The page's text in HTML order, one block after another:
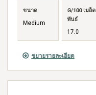
ขยายรายละเอียด
ขนาด
Medium
G/100 เมล็ด
พันธ์
17.0